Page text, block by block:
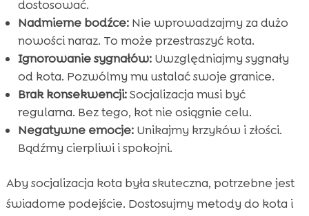
dostosować.
Nadmierne bodźce:Nie wprowadzajmy za dużo
nowości naraz. To może przestraszyć kota.
Ignorowanie sygnałów:Uwzględniajmy sygnały
od kota. Pozwólmy mu ustalać swoje granice.
Brak konsekwencji:Socjalizacja musi być
regularna. Bez tego, kot nie osiągnie celu.
Negatywne emocje:Unikajmy krzyków i złości.
Bądźmy cierpliwi i spokojni.
Aby socjalizacja kota była skuteczna, potrzebne jest
świadome podejście. Dostosujmy metody do kota i